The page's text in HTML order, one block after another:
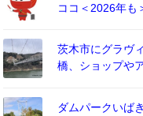
ココ＜2026年も
茨木市にグラヴ
橋、ショップや
ダムパークいば